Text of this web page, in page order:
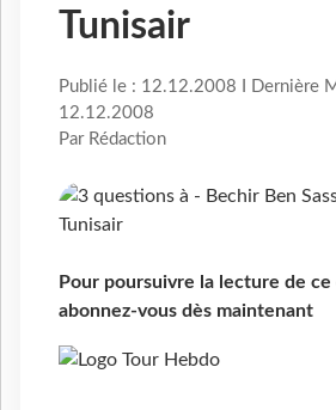
Tunisair
Publié le : 12.12.2008 I Dernière
12.12.2008
Par Rédaction
Pour poursuivre la lecture de
abonnez-vous dès maintenant